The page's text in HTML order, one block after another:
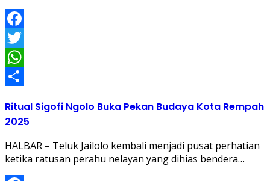
Facebook
Twitter
WhatsApp
Ritual Sigofi Ngolo Buka Pekan Budaya Kota Rempah
2025
HALBAR – Teluk Jailolo kembali menjadi pusat perhatian
ketika ratusan perahu nelayan yang dihias bendera…